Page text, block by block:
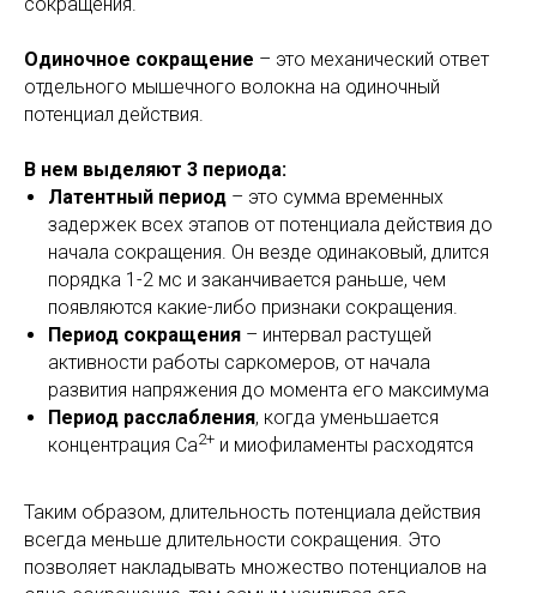
Одиночное сокращение – это механический ответ
отдельного мышечного волокна на одиночный
потенциал действия.
В нем выделяют 3 периода:
Латентный период – это сумма временных
задержек всех этапов от потенциала действия до
начала сокращения. Он везде одинаковый, длится
порядка 1-2 мс и заканчивается раньше, чем
появляются какие-либо признаки сокращения.
Период сокращения – интервал растущей
активности работы саркомеров, от начала
развития напряжения до момента его максимума
Период расслабления, когда уменьшается
концентрация Са2+ и миофиламенты расходятся
Таким образом, длительность потенциала действия
всегда меньше длительности сокращения. Это
позволяет накладывать множество потенциалов на